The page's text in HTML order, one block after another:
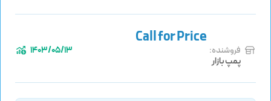
فروشنده:
پمپ بازار
1403/05/13